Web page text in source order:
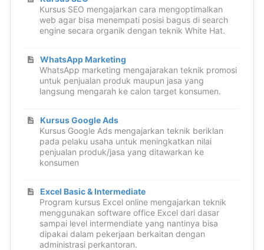
Kursus SEO mengajarkan cara mengoptimalkan
web agar bisa menempati posisi bagus di search
engine secara organik dengan teknik White Hat.
WhatsApp Marketing
WhatsApp marketing mengajarakan teknik promosi
untuk penjualan produk maupun jasa yang
langsung mengarah ke calon target konsumen.
Kursus Google Ads
Kursus Google Ads mengajarkan teknik beriklan
pada pelaku usaha untuk meningkatkan nilai
penjualan produk/jasa yang ditawarkan ke
konsumen
Excel Basic & Intermediate
Program kursus Excel online mengajarkan teknik
menggunakan software office Excel dari dasar
sampai level intermendiate yang nantinya bisa
dipakai dalam pekerjaan berkaitan dengan
administrasi perkantoran.